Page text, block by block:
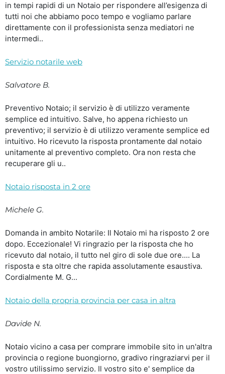
in tempi rapidi di un Notaio per rispondere all’esigenza di
tutti noi che abbiamo poco tempo e vogliamo parlare
direttamente con il professionista senza mediatori ne
intermedi..
Servizio notarile web
Salvatore B.
Preventivo Notaio; il servizio è di utilizzo veramente
semplice ed intuitivo. Salve, ho appena richiesto un
preventivo; il servizio è di utilizzo veramente semplice ed
intuitivo. Ho ricevuto la risposta prontamente dal notaio
unitamente al preventivo completo. Ora non resta che
recuperare gli u..
Notaio risposta in 2 ore
Michele G.
Domanda in ambito Notarile: Il Notaio mi ha risposto 2 ore
dopo. Eccezionale! Vi ringrazio per la risposta che ho
ricevuto dal notaio, il tutto nel giro di sole due ore.... La
risposta e sta oltre che rapida assolutamente esaustiva.
Cordialmente M. G...
Notaio della propria provincia per casa in altra
Davide N.
Notaio vicino a casa per comprare immobile sito in un'altra
provincia o regione buongiorno, gradivo ringraziarvi per il
vostro utilissimo servizio. Il vostro sito e' semplice da